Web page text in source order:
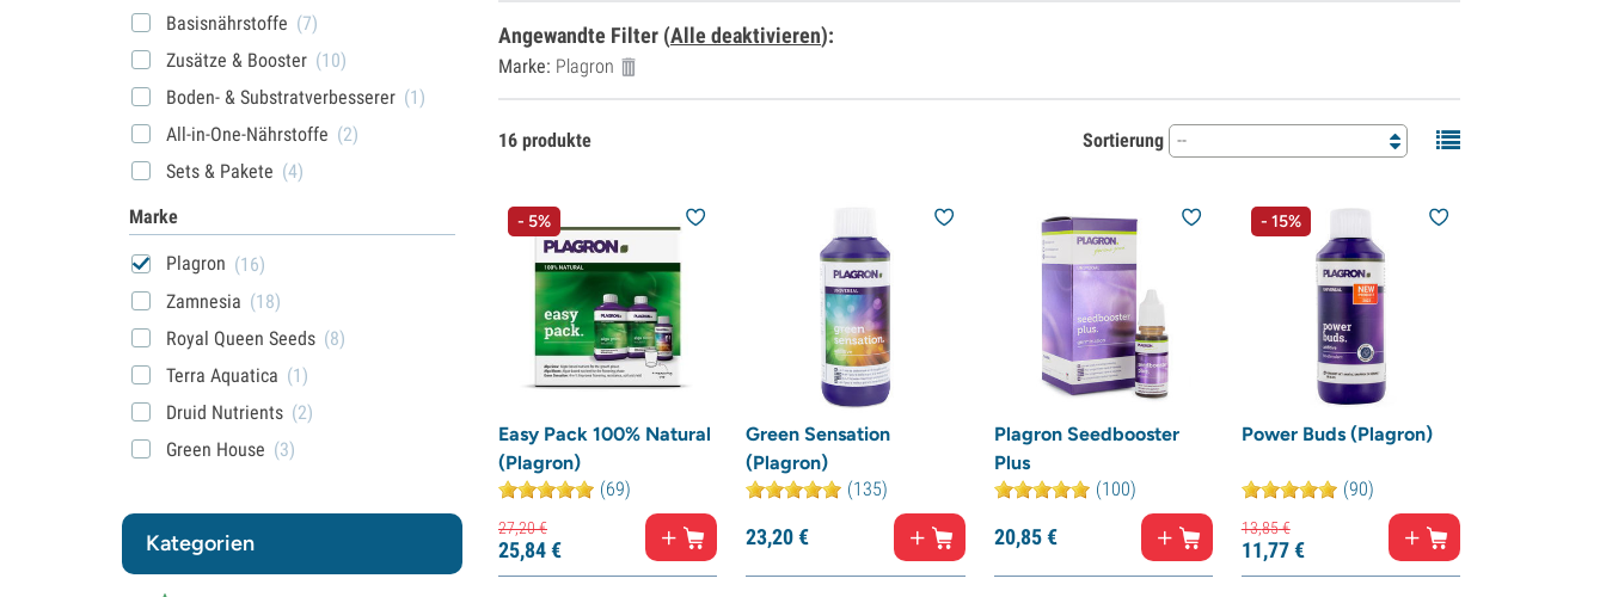
Angewandte Filter (Alle deaktivieren):
Marke: Plagron
16 produkte Sortierung --
- 5%
Easy Pack 100% Natural
(Plagron)
(69)
27,20€
25,84€
Green Sensation
(Plagron)
(135)
23,20€
Plagron Seedbooster
Plus
(100)
20,85€
- 15%
Power Buds (Plagron)
(90)
13,85€
11,77€
Basisnährstoffe (7)
Zusätze & Booster (10)
Boden- & Substratverbesserer (1)
All-in-One-Nährstoffe (2)
Sets & Pakete (4)
Marke
Plagron (16)
Zamnesia (18)
Royal Queen Seeds (8)
Terra Aquatica (1)
Druid Nutrients (2)
Green House (3)
Kategorien